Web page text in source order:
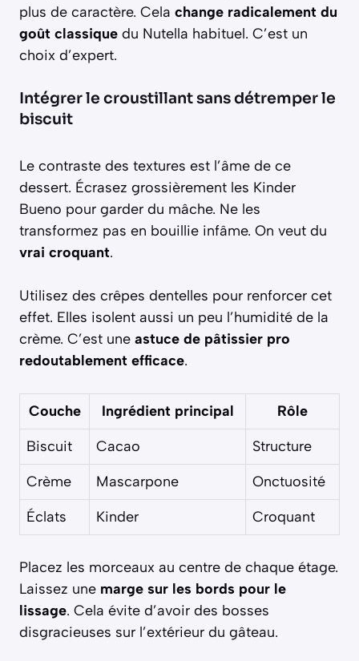
plus de caractère. Cela change radicalement du
goût classique du Nutella habituel. C’est un
choix d’expert.
Intégrer le croustillant sans détremper le
biscuit
Le contraste des textures est l’âme de ce
dessert. Écrasez grossièrement les Kinder
Bueno pour garder du mâche. Ne les
transformez pas en bouillie infâme. On veut du
vrai croquant.
Utilisez des crêpes dentelles pour renforcer cet
effet. Elles isolent aussi un peu l’humidité de la
crème. C’est une astuce de pâtissier pro
redoutablement efficace.
Couche Ingrédient principal
Rôle
Biscuit
Cacao
Structure
Crème
Mascarpone
Onctuosité
Éclats
Kinder Croquant
Placez les morceaux au centre de chaque étage.
Laissez une marge sur les bords pour le
lissage. Cela évite d’avoir des bosses
disgracieuses sur l’extérieur du gâteau.